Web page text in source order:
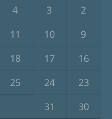
2
3
4
9
10
11
16
17
18
23
24
25
30
31